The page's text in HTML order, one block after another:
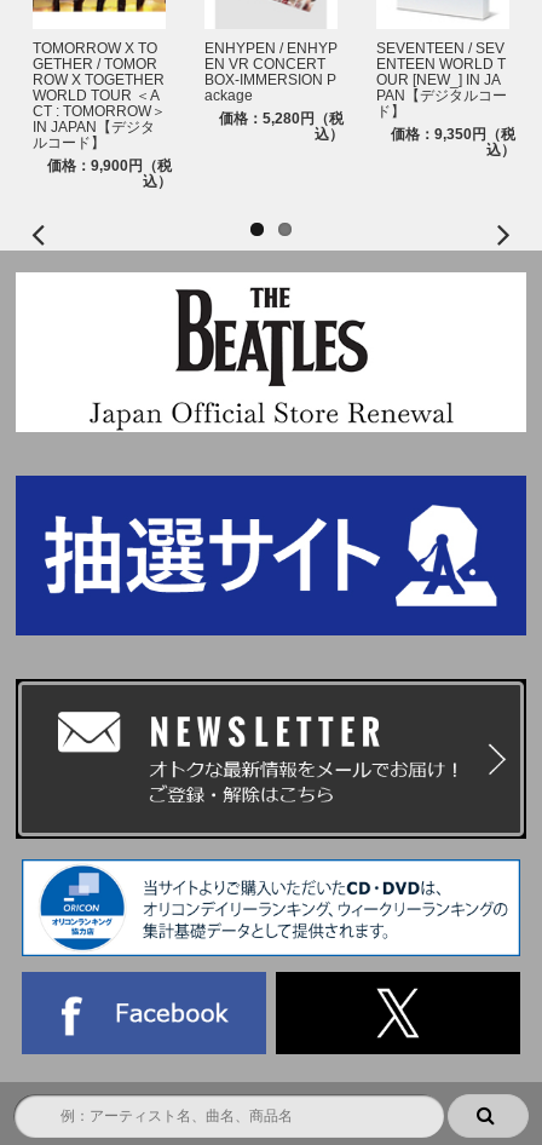
サイズ : 320x83mm
ませんので、傷や汚れを理由にした商品の返品・交換はお受けいたしかねま
す。あらかじめご了承ください。
※本商品は森林管理協議会(FSC)の認証を受けた用紙で製作されており、製
品の印刷には自然分解されやすい大豆油インキが使用されています。
※サイズや構成内容は制作元の事情により変更になる場合がございます。あ
らかじめご了承ください。
す。
ⓟ&ⓒ 2024 PLEDIS ENTERTAINMENT & HYBE. All Rights Reserved. Mad
Weverse Shopアカウント登録および映像コンテンツ視聴に関するお問い合
お問い合わせフォーム：
https://help.weverse.io/weverse/?language=ja
営業時間：平日10:00~12:00、13:00~17:00 (土日祝日を除く)
※上記以外の窓口にお問い合わせいただいてもご対応いたしかねます。
TOMORROW X TO
GETHER / TOMOR
ROW X TOGETHER
WORLD TOUR ＜A
CT : TOMORROW＞
IN JAPAN【デジタ
ルコード】
価格：9,900円（税
込）
ENHYPEN / ENHYP
EN VR CONCERT
BOX-IMMERSION P
ackage
価格：5,280円（税
込）
SEVENTEEN / SEV
ENTEEN WORLD T
OUR [NEW_] IN JA
PAN【デジタルコー
ド】
価格：9,350円（税
込）